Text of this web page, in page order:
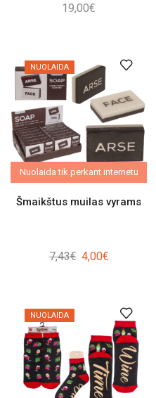
19,00€
NUOLAIDA
Nuolaida tik perkant internetu
Šmaikštus muilas vyrams
7,43€ Original
4,00€Current
4,00€.
NUOLAIDA